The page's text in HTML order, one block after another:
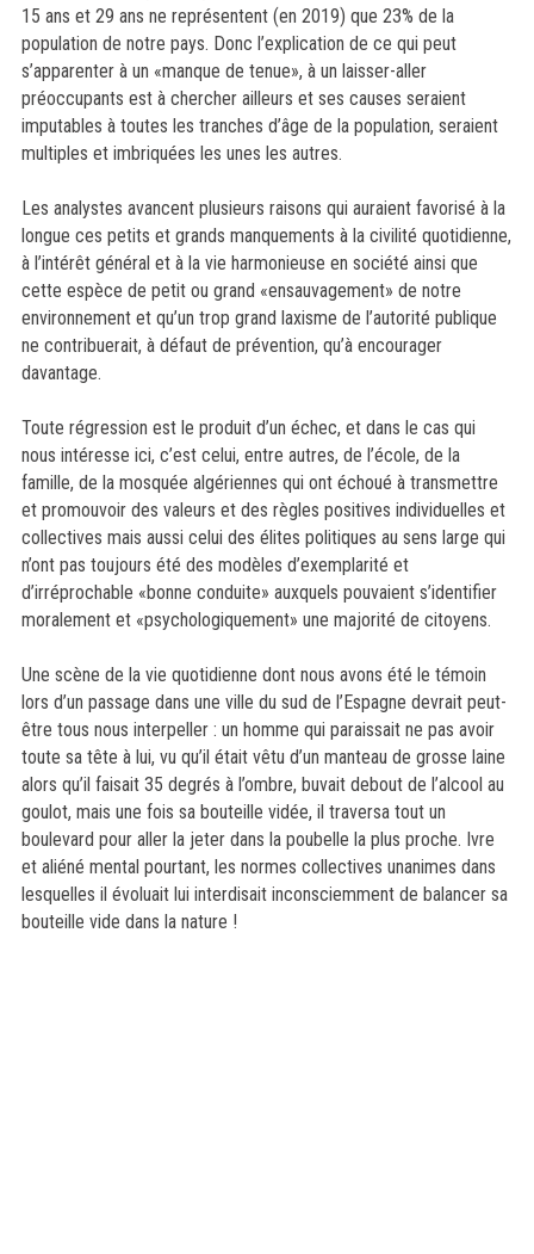
15 ans et 29 ans ne représentent (en 2019) que 23% de la
population de notre pays. Donc l’explication de ce qui peut
s’apparenter à un «manque de tenue», à un laisser-aller
préoccupants est à chercher ailleurs et ses causes seraient
imputables à toutes les tranches d’âge de la population, seraient
multiples et imbriquées les unes les autres.
Les analystes avancent plusieurs raisons qui auraient favorisé à la
longue ces petits et grands manquements à la civilité quotidienne,
à l’intérêt général et à la vie harmonieuse en société ainsi que
cette espèce de petit ou grand «ensauvagement» de notre
environnement et qu’un trop grand laxisme de l’autorité publique
ne contribuerait, à défaut de prévention, qu’à encourager
davantage.
Toute régression est le produit d’un échec, et dans le cas qui
nous intéresse ici, c’est celui, entre autres, de l’école, de la
famille, de la mosquée algériennes qui ont échoué à transmettre
et promouvoir des valeurs et des règles positives individuelles et
collectives mais aussi celui des élites politiques au sens large qui
n’ont pas toujours été des modèles d’exemplarité et
d’irréprochable «bonne conduite» auxquels pouvaient s’identifier
moralement et «psychologiquement» une majorité de citoyens.
Une scène de la vie quotidienne dont nous avons été le témoin
lors d’un passage dans une ville du sud de l’Espagne devrait peut-
être tous nous interpeller : un homme qui paraissait ne pas avoir
toute sa tête à lui, vu qu’il était vêtu d’un manteau de grosse laine
alors qu’il faisait 35 degrés à l’ombre, buvait debout de l’alcool au
goulot, mais une fois sa bouteille vidée, il traversa tout un
boulevard pour aller la jeter dans la poubelle la plus proche. Ivre
et aliéné mental pourtant, les normes collectives unanimes dans
lesquelles il évoluait lui interdisait inconsciemment de balancer sa
bouteille vide dans la nature !